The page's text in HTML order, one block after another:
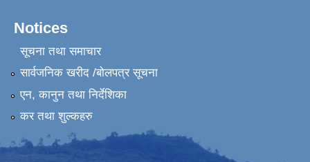
Notices
सूचना तथा समाचार
सार्वजनिक खरीद /बोलपत्र सूचना
एन, कानुन तथा निर्देशिका
कर तथा शुल्कहरु